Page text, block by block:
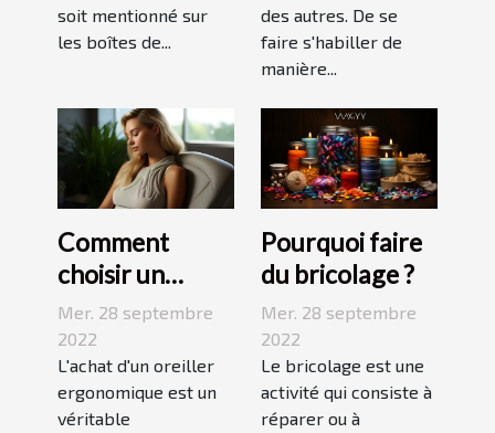
soit mentionné sur
les boîtes de...
des autres. De se
faire s'habiller de
manière...
Comment
choisir un
oreiller
ergonomique ?
Mer. 28 septembre
2022
L'achat d'un oreiller
ergonomique est un
véritable
Pourquoi faire
du bricolage ?
Mer. 28 septembre
2022
Le bricolage est une
activité qui consiste à
réparer ou à